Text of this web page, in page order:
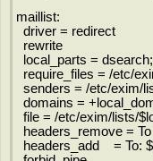
maillist:
driver = redirect
rewrite
local_parts =
require_files = /etc/
senders = /etc/exim/
domains =
file = /etc/exim/lists/
headers_remove = To
headers_add = To: